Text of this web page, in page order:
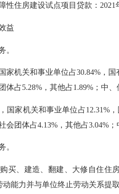
住房建设试点项目贷款：2021
益
。
关和事业单位占30.84%，国
体占5.28%，其他占1.89%；中、
机关和事业单位占12.31%，
会团体占4.13%，其他占3.04%
。
、建造、翻建、大修自住住房
动能力并与单位终止劳动关系提